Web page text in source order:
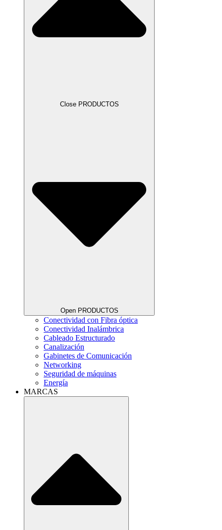
Close PRODUCTOS
Open PRODUCTOS
Conectividad con Fibra óptica
Conectividad Inalámbrica
Cableado Estructurado
Canalización
Gabinetes de Comunicación
Networking
Seguridad de máquinas
Energía
MARCAS